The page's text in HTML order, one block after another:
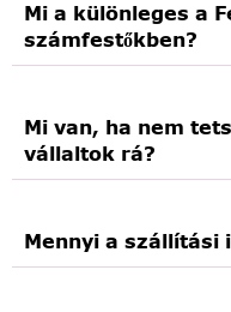
Mi a különleges a
számfestőkben?
Mi van, ha nem
vállaltok rá?
Mennyi a szállítási